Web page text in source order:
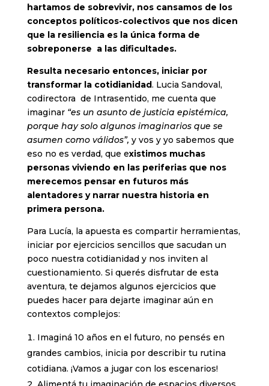
hartamos de sobrevivir, nos cansamos de los
conceptos políticos-colectivos que nos dicen
que la resiliencia es la única forma de
sobreponerse a las dificultades.
Resulta necesario entonces, iniciar por
transformar la cotidianidad. Lucia Sandoval,
codirectora de Intrasentido, me cuenta que
imaginar “es un asunto de justicia epistémica,
porque hay solo algunos imaginarios que se
asumen como válidos”, y vos y yo sabemos que
eso no es verdad, que existimos muchas
personas viviendo en las periferias que nos
merecemos pensar en futuros más
alentadores y narrar nuestra historia en
primera persona.
Para Lucía, la apuesta es compartir herramientas,
iniciar por ejercicios sencillos que sacudan un
poco nuestra cotidianidad y nos inviten al
cuestionamiento. Si querés disfrutar de esta
aventura, te dejamos algunos ejercicios que
puedes hacer para dejarte imaginar aún en
contextos complejos:
Imaginá 10 años en el futuro, no pensés en
grandes cambios, inicia por describir tu rutina
cotidiana. ¡Vamos a jugar con los escenarios!